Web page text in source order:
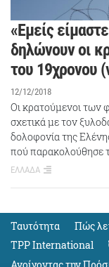
«Εμείς
δηλώνουν οι
του 19χρονου
12/12/2018
Οι κρατούμενοι
σχετικά με τον
δολοφονία της
πού παρακολούθησε
ΕΛΛΑΔΑ
Ταυτότητα Πώς
TPP International